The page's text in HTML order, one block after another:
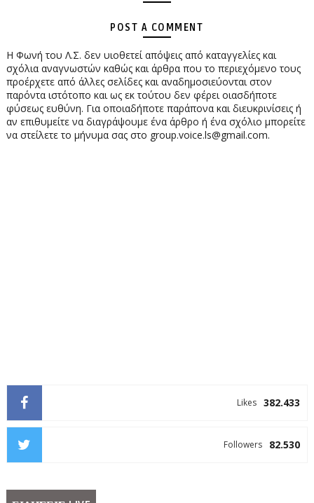
POST A COMMENT
Η Φωνή του Λ.Σ. δεν υιοθετεί απόψεις από καταγγελίες και
σχόλια αναγνωστών καθώς και άρθρα που το περιεχόμενο τους
προέρχετε από άλλες σελίδες και αναδημοσιεύονται στον
παρόντα ιστότοπο και ως εκ τούτου δεν φέρει οιασδήποτε
φύσεως ευθύνη. Για οποιαδήποτε παράπονα και διευκρινίσεις ή
αν επιθυμείτε να διαγράψουμε ένα άρθρο ή ένα σχόλιο μπορείτε
να στείλετε το μήνυμα σας στο group.voice.ls@gmail.com.
382.433
Likes
82.530
Followers